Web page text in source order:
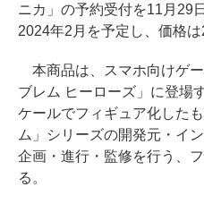
ニカ」の予約受付を11月29
2024年2月を予定し、価格は
本商品は、スマホ向けゲ
ブレム ヒーローズ」に登場
ケールでフィギュア化した
ム」シリーズの開発元・イ
企画・進行・監修を行う、
る。